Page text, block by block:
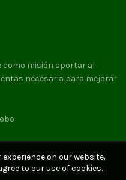
como misión aportar al
necesaria para mejorar
on our website.
to our use of cookies.